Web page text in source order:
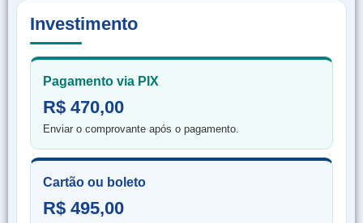
Investimento
Pagamento via PIX
R$ 470,00
Enviar o comprovante após o pagamento.
Cartão ou boleto
R$ 495,00